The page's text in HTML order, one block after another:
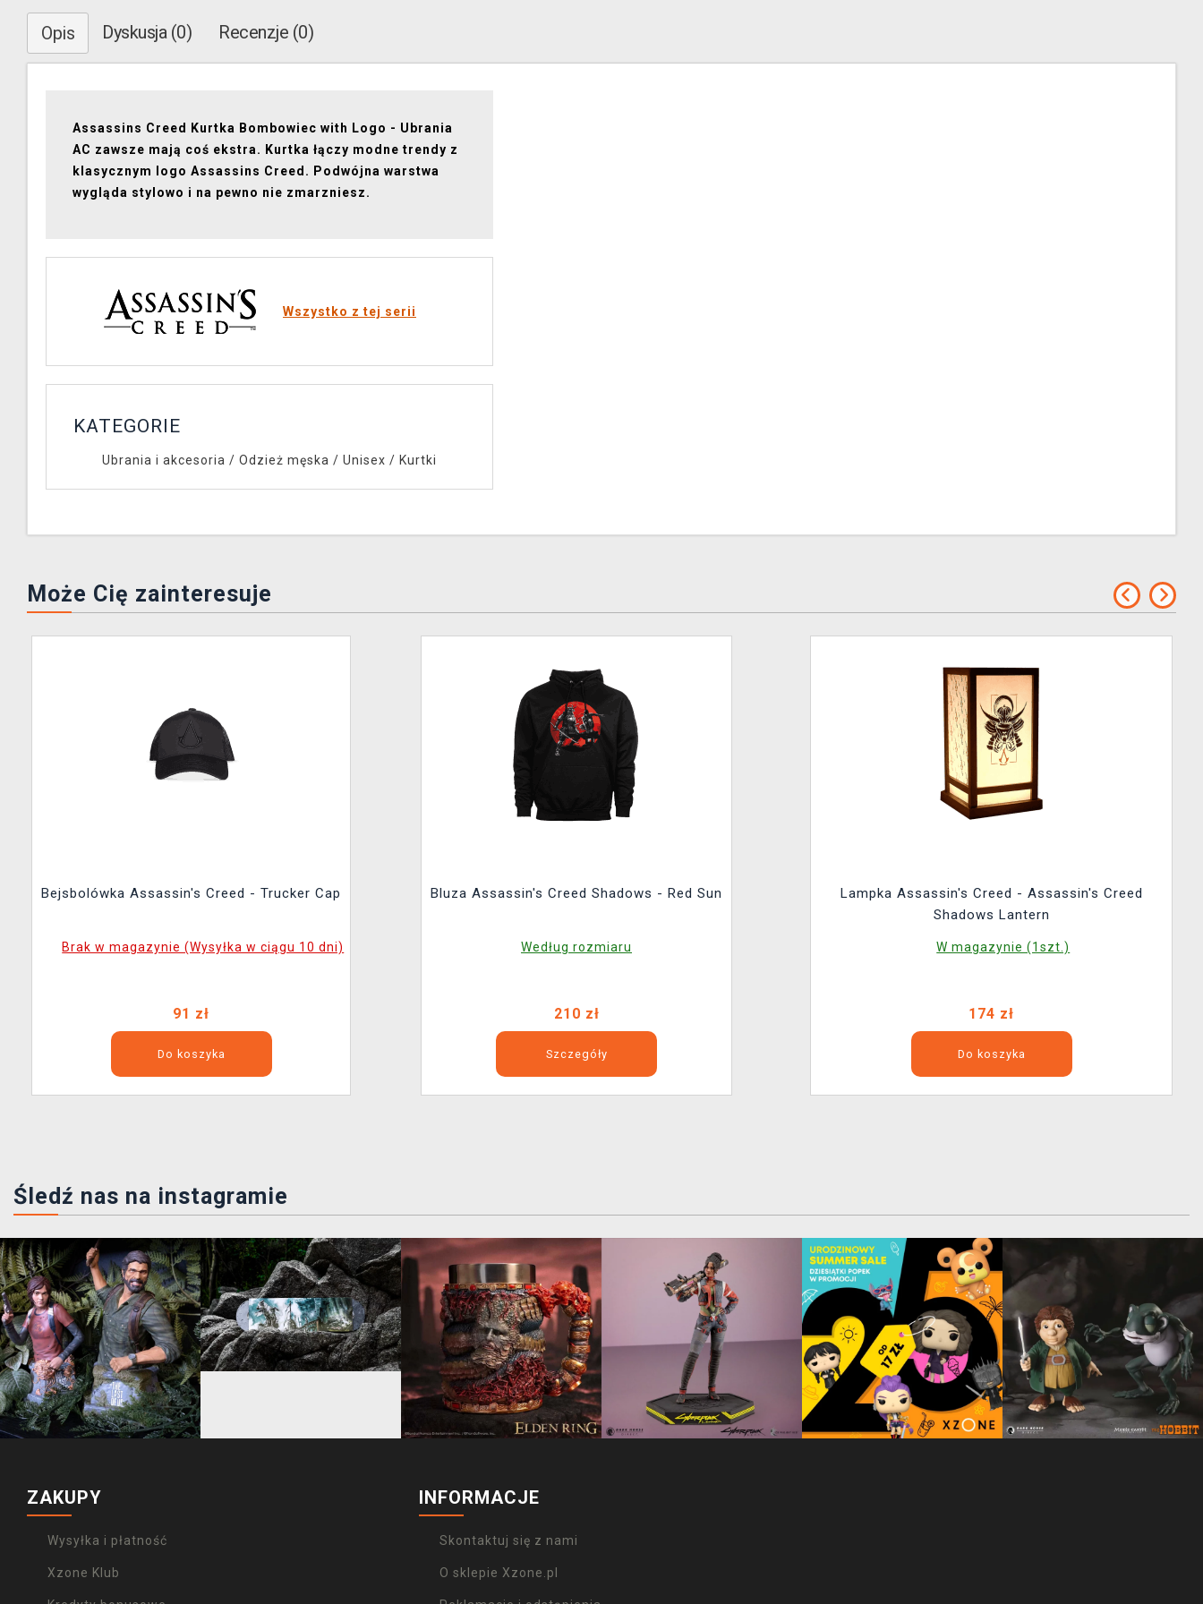
Opis Dyskusja (0) Recenzje (0)
Assassins Creed Kurtka Bombowiec with Logo - Ubrania
AC zawsze mają coś ekstra. Kurtka łączy modne trendy z
klasycznym logo Assassins Creed. Podwójna warstwa
wygląda stylowo i na pewno nie zmarzniesz.
Wszystko z tej serii
KATEGORIE
Ubrania i akcesoria / Odzież męska / Unisex / Kurtki
Może Cię zainteresuje
Bejsbolówka Assassin's Creed - Trucker Cap
Brak w magazynie (Wysyłka w ciągu 10 dni)
91 zł
Do koszyka
Bluza Assassin's Creed Shadows - Red Sun
Według rozmiaru
210 zł
Szczegóły
Lampka Assassin's Creed - Assassin's Creed
Shadows Lantern
W magazynie (1szt.)
174 zł
Do koszyka
Śledź nas na instagramie
ZAKUPY
Wysyłka i płatność
Xzone Klub
INFORMACJE
Skontaktuj się z nami
O sklepie Xzone.pl